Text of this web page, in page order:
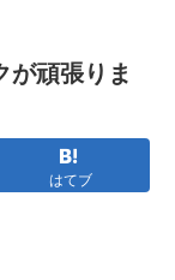
が頑張りま
はてブ